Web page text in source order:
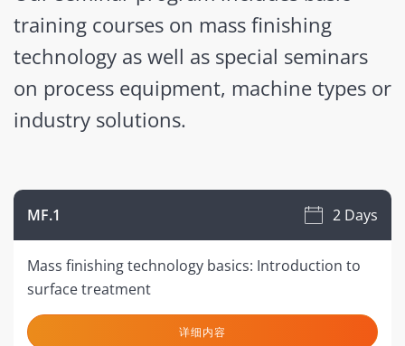
training courses on mass finishing
technology as well as special seminars
on process equipment, machine types or
industry solutions.
MF.1 2 Days
Mass finishing technology basics: Introduction to
surface treatment
详细内容